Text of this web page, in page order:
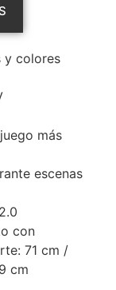
y colores
más
escenas
con
71 cm /
cm